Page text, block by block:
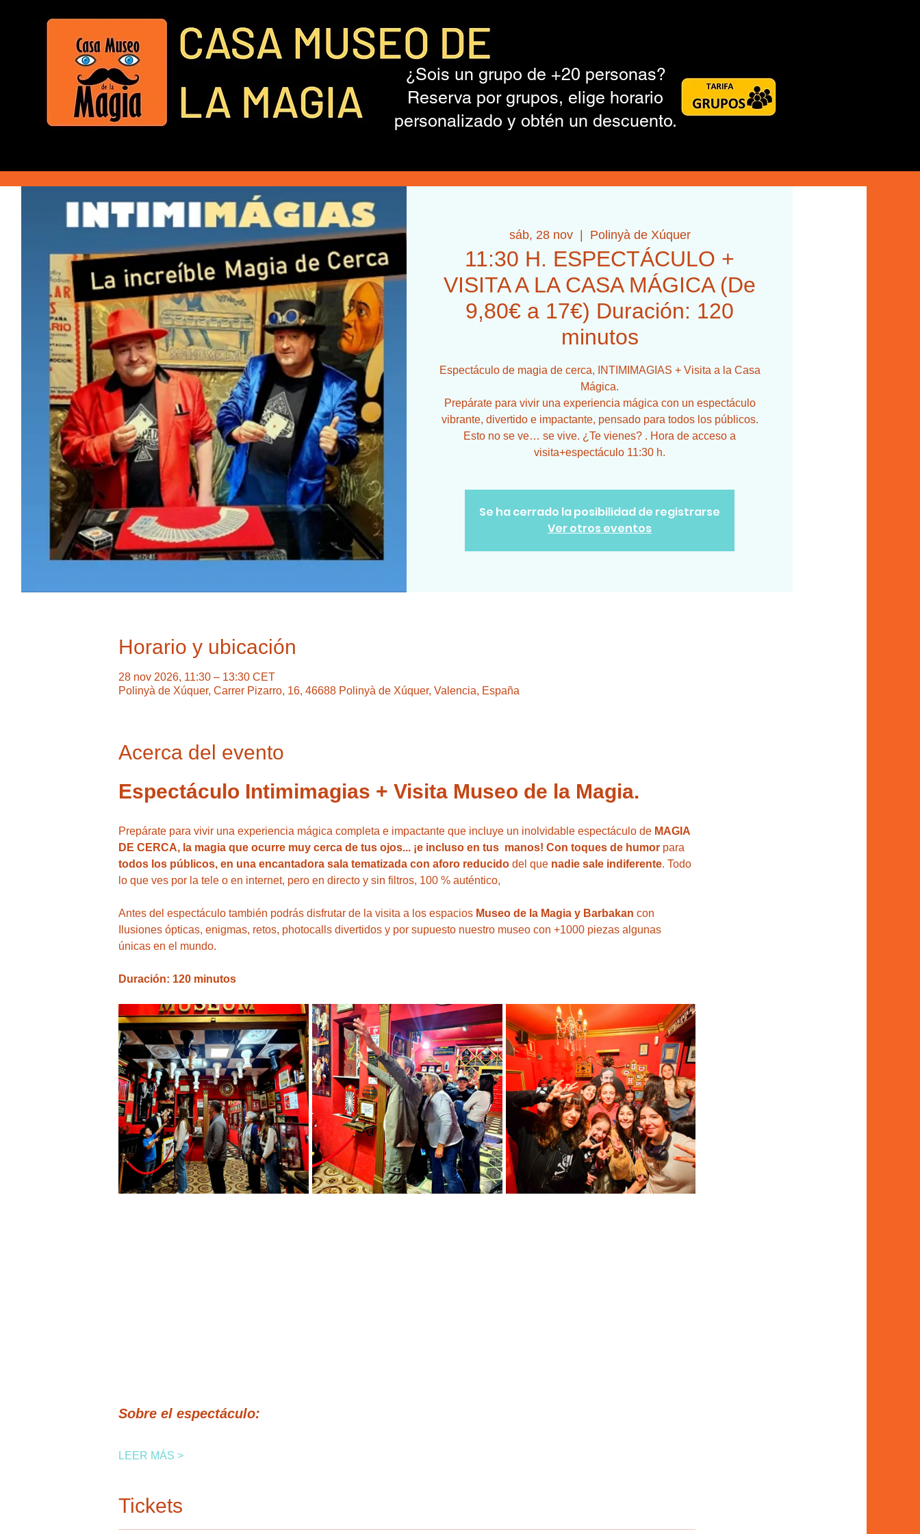
¿Sois un grupo de +20 personas?
Reserva por grupos, elige horario
personalizado y obtén un descuento.
sáb, 28 nov
  |
Polinyà de Xúquer
11:30 H. ESPECTÁCULO +
VISITA A LA CASA MÁGICA (De
9,80€ a 17€) Duración: 120
minutos
Espectáculo de magia de cerca, INTIMIMAGIAS + Visita a la Casa
Mágica.
Prepárate para vivir una experiencia mágica con un espectáculo
vibrante, divertido e impactante, pensado para todos los públicos.
Esto no se ve… se vive. ¿Te vienes? . Hora de acceso a
visita+espectáculo 11:30 h.
Se ha cerrado la posibilidad de registrarse
Ver otros eventos
Horario y ubicación
28 nov 2026, 11:30 – 13:30 CET
Polinyà de Xúquer, Carrer Pizarro, 16, 46688 Polinyà de Xúquer, Valencia, España
Acerca del evento
Espectáculo Intimimagias + Visita Museo de la Magia.
Prepárate para vivir una experiencia mágica completa e impactante que incluye un inolvidable espectáculo de MAGIA
DE CERCA, la magia que ocurre muy cerca de tus ojos... ¡e incluso en tus  manos! Con toques de humor para
todos los públicos, en una encantadora sala tematizada con aforo reducido del que nadie sale indiferente. Todo
lo que ves por la tele o en internet, pero en directo y sin filtros, 100 % auténtico,
Antes del espectáculo también podrás disfrutar de la visita a los espacios Museo de la Magia y Barbakan con
Ilusiones ópticas, enigmas, retos, photocalls divertidos y por supuesto nuestro museo con +1000 piezas algunas
únicas en el mundo.
Duración: 120 minutos
Sobre el espectáculo:
LEER MÁS >
Tickets